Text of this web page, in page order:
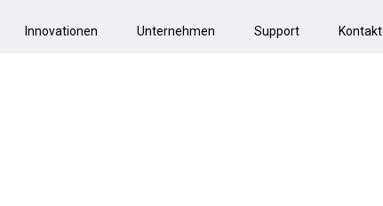
Innovationen Unternehmen Support Kontakt